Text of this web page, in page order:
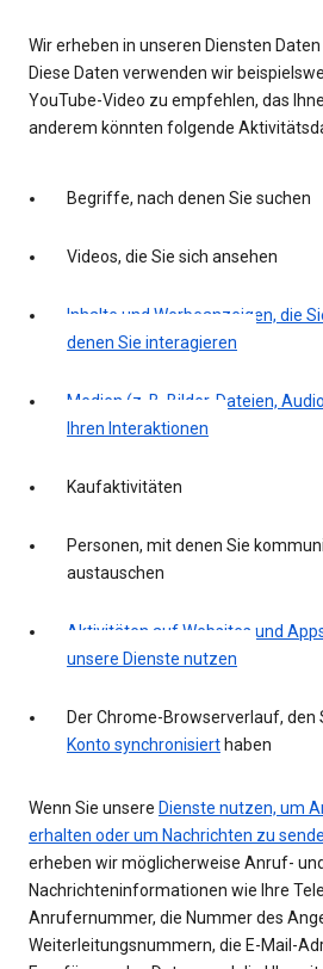
Wir erheben in unseren Diensten
Diese Daten verwenden wir
YouTube-Video zu empfehlen, das
anderem könnten folgende
Begriffe, nach denen Sie suchen
Videos, die Sie sich ansehen
Inhalte und Werbeanzeigen, die
denen Sie interagieren
Medien (z. B. Bilder, Dateien,
Ihren Interaktionen
Kaufaktivitäten
Personen, mit denen Sie
austauschen
Aktivitäten auf Websites und
unsere Dienste nutzen
Der Chrome-Browserverlauf, den
Konto synchronisiert haben
Wenn Sie unsere Dienste nutzen, um
erhalten oder um Nachrichten zu
erheben wir möglicherweise Anruf- und
Nachrichteninformationen wie Ihre
Anrufernummer, die Nummer des
Weiterleitungsnummern, die E-Mail-